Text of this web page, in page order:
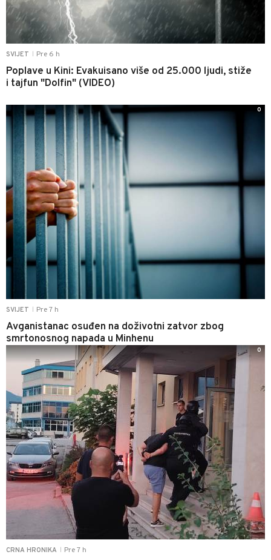
SVIJET Pre 6 h
Poplave u Kini: Evakuisano više od 25.000 ljudi, stiže
i tajfun "Dolfin" (VIDEO)
SVIJET Pre 7 h
Avganistanac osuđen na doživotni zatvor zbog
smrtonosnog napada u Minhenu
0
CRNA HRONIKA Pre 7 h
0